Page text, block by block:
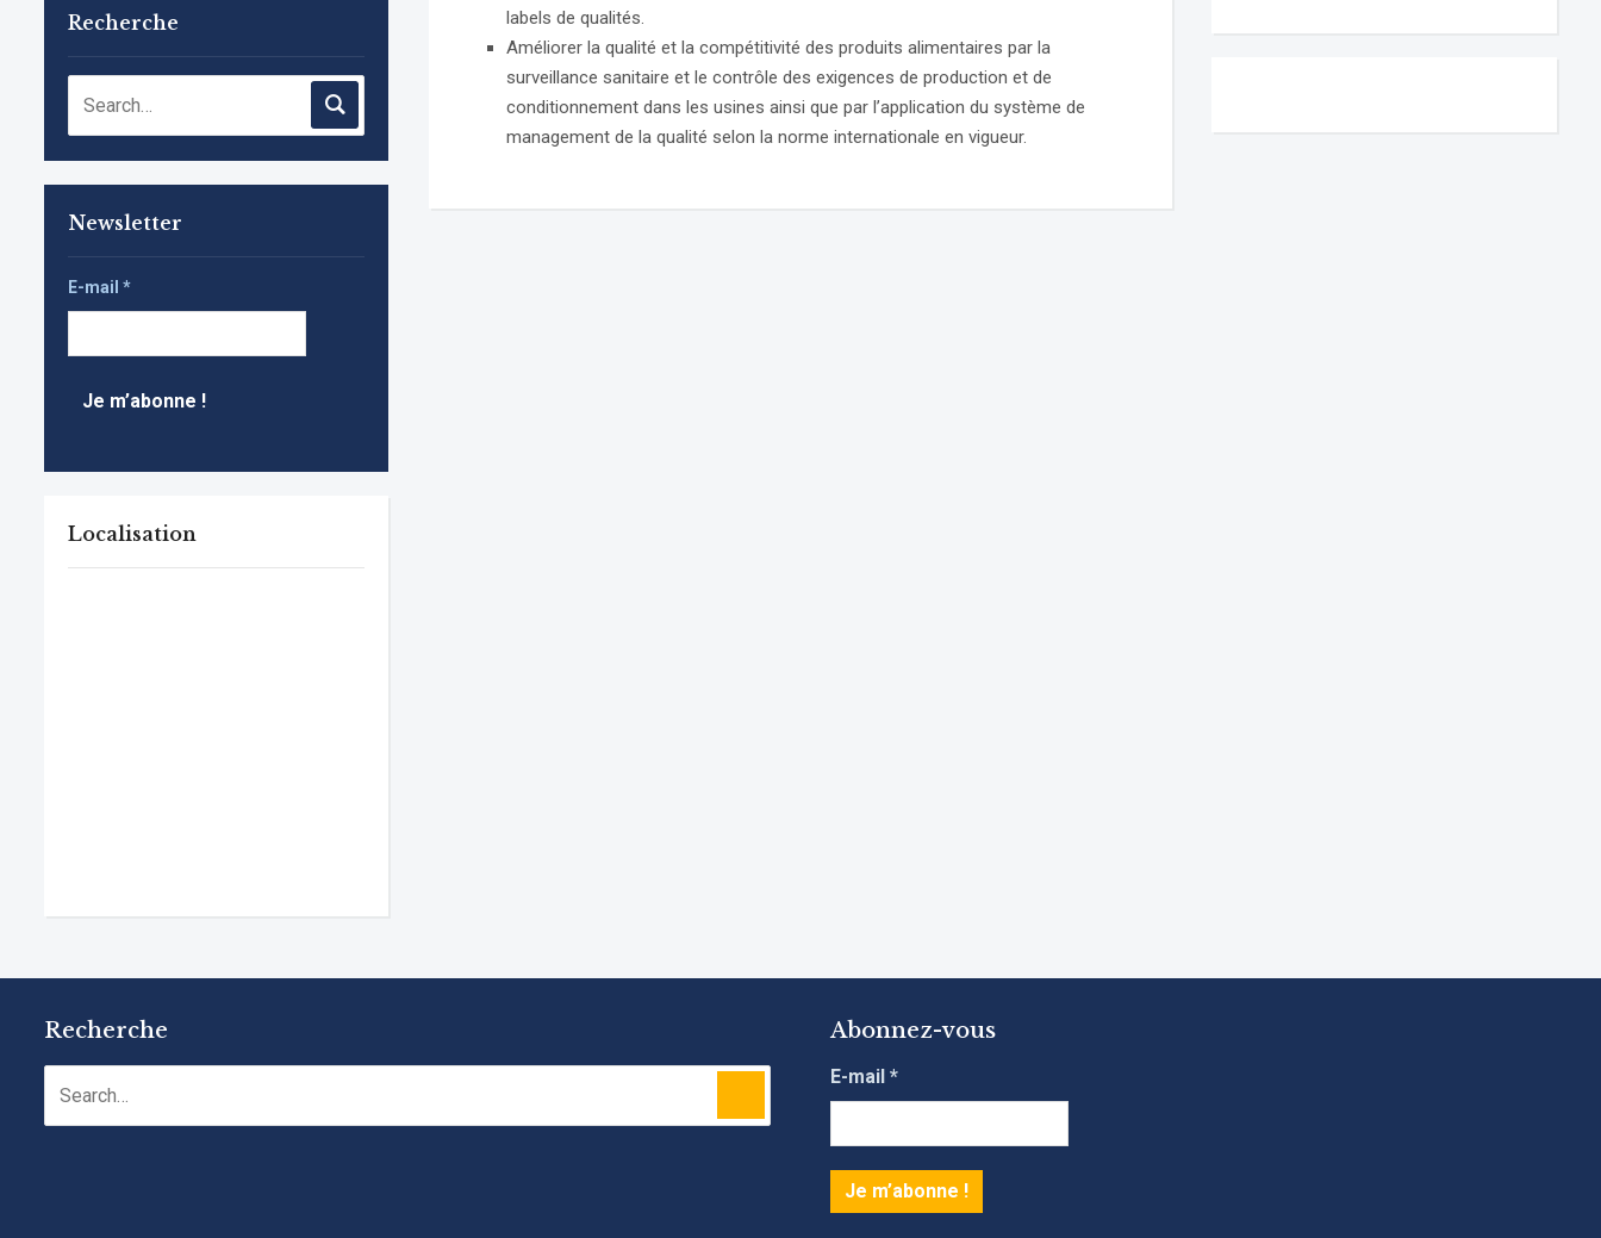
Recherche
Newsletter
E-mail *
Localisation
labels de qualités.
Améliorer la qualité et la compétitivité des produits alimentaires par la
surveillance sanitaire et le contrôle des exigences de production et de
conditionnement dans les usines ainsi que par l’application du système de
management de la qualité selon la norme internationale en vigueur.
Recherche Abonnez-vous
E-mail*